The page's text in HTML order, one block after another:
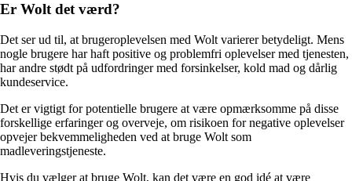
Er Wolt det værd?
Det ser ud til, at brugeroplevelsen med Wolt varierer betydeligt. Mens
nogle brugere har haft positive og problemfri oplevelser med tjenesten,
har andre stødt på udfordringer med forsinkelser, kold mad og dårlig
kundeservice.
Det er vigtigt for potentielle brugere at være opmærksomme på disse
forskellige erfaringer og overveje, om risikoen for negative oplevelser
opvejer bekvemmeligheden ved at bruge Wolt som
madleveringstjeneste.
Hvis du vælger at bruge Wolt, kan det være en god idé at være